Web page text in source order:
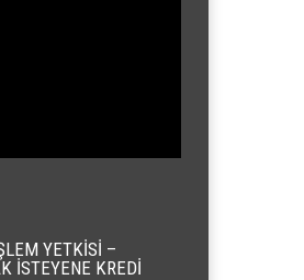
YETKISI –
İSTEYENE KREDI